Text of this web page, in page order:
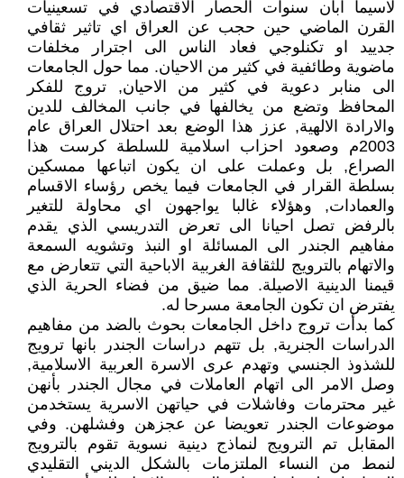
لاسيما ابان سنوات الحصار الاقتصادي في تسعينيات
القرن الماضي حين حجب عن العراق اي تاثير ثقافي
جدييد او تكنلوجي فعاد الناس الى اجترار مخلفات
ماضوية وطائفية في كثير من الاحيان. مما حول الجامعات
الى منابر دعوية في كثير من الاحيان, تروج للفكر
المحافظ وتضع من يخالفها في جانب المخالف للدين
والارادة الالهية, عزز هذا الوضع بعد احتلال العراق عام
2003م وصعود احزاب اسلامية للسلطة كرست هذا
الصراع, بل وعملت على ان يكون اتباعها ممسكين
بسلطة القرار في الجامعات فيما يخص رؤساء الاقسام
والعمادات, وهؤلاء غالبا يواجهون اي محاولة للتغير
بالرفض تصل احيانا الى تعرض التدريسي الذي يقدم
مفاهيم الجندر الى المسائلة او النبذ وتشويه السمعة
والاتهام بالترويج للثقافة الغربية الاباحية التي تتعارض مع
قيمنا الدينية الاصيلة. مما ضيق من فضاء الحرية الذي
يفترض ان تكون الجامعة مسرحا له.
كما بدأت تروج داخل الجامعات بحوث بالضد من مفاهيم
الدراسات الجنرية, بل تتهم دراسات الجندر بانها ترويج
للشذوذ الجنسي وتهدم عرى الاسرة العربية الاسلامية,
وصل الامر الى اتهام العاملات في مجال الجندر بأنهن
غير محترمات وفاشلات في حياتهن الاسرية يستخدمن
موضوعات الجندر تعويضا عن عجزهن وفشلهن. وفي
المقابل تم الترويج لنماذج دينية نسوية تقوم بالترويج
لنمط من النساء الملتزمات بالشكل الديني التقليدي